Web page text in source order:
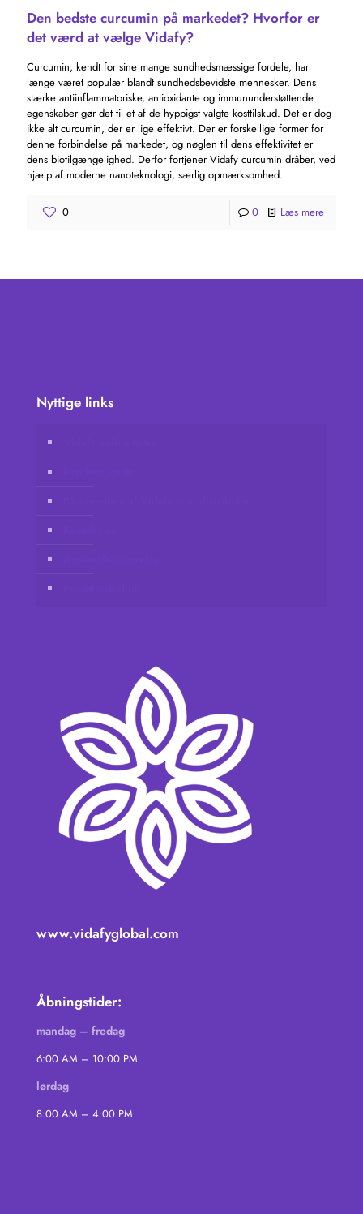
Den bedste curcumin på markedet? Hvorfor er
det værd at vælge Vidafy?
Curcumin, kendt for sine mange sundhedsmæssige fordele, har
længe været populær blandt sundhedsbevidste mennesker. Dens
stærke antiinflammatoriske, antioxidante og immununderstøttende
egenskaber gør det til et af de hyppigst valgte kosttilskud. Det er dog
ikke alt curcumin, der er lige effektivt. Der er forskellige former for
denne forbindelse på markedet, og nøglen til dens effektivitet er
dens biotilgængelighed. Derfor fortjener Vidafy curcumin dråber, ved
hjælp af moderne nanoteknologi, særlig opmærksomhed.
0 0 Læs mere
Nyttige links
www.vidafyglobal.com
Åbningstider:
mandag – fredag
6:00 AM – 10:00 PM
lørdag
8:00 AM – 4:00 PM